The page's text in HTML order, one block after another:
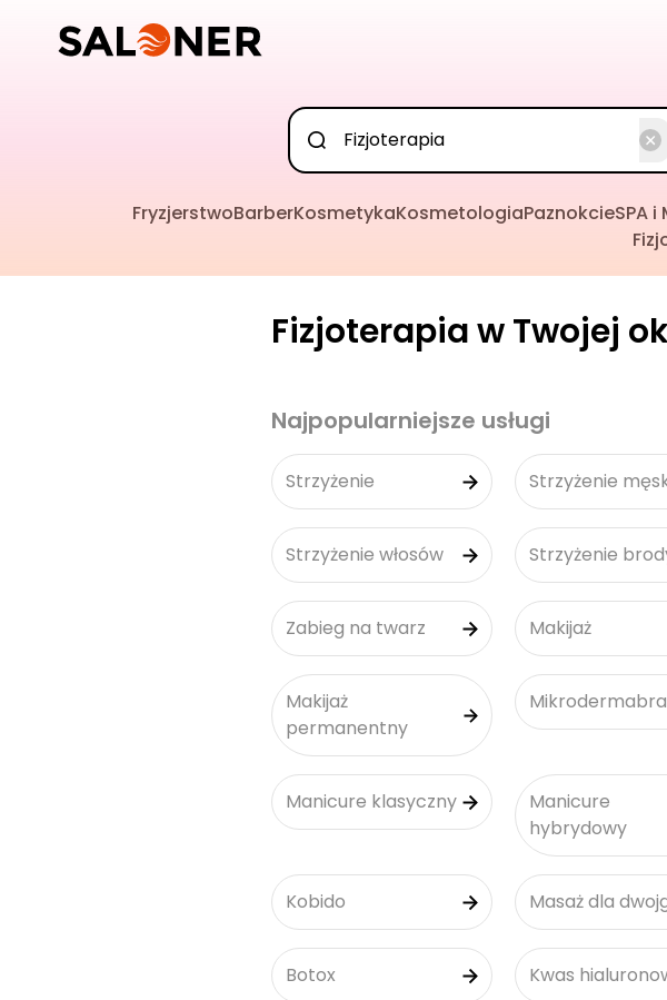
FryzjerstwoBarberKosmetykaKosmetologiaPaznokcieSPA i
Fizjoterapia w Twojej
Najpopularniejsze usługi
Strzyżenie Strzyżenie
Strzyżenie włosów Strzyżenie
Zabieg na twarz Makijaż
Makijaż
permanentny
Manicure klasyczny
Manicure
hybrydowy
Kobido Masaż dla
Botox Kwas